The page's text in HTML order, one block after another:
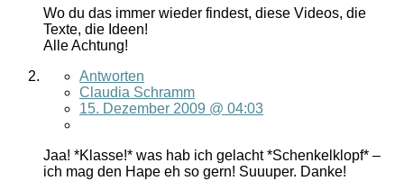
Wo du das immer wieder findest, diese Videos, die
Texte, die Ideen!
Alle Achtung!
Antworten
Claudia Schramm
15. Dezember 2009 @ 04:03
Jaa! *Klasse!* was hab ich gelacht *Schenkelklopf* –
ich mag den Hape eh so gern! Suuuper. Danke!